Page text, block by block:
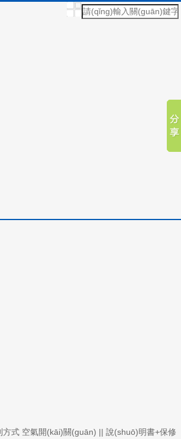
式 空氣開(kāi)關(guān) || 說(shuō)明書+保修